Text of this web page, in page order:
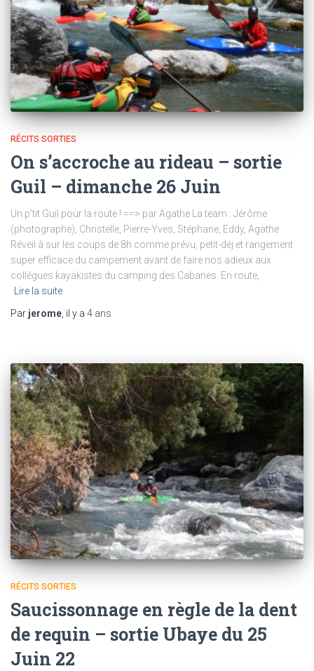
RÉCITS SORTIES
On s’accroche au rideau – sortie
Guil – dimanche 26 Juin
Un p’tit Guil pour la route ! ==> par Agathe La team : Jérôme
(photographe), Christelle, Pierre-Yves, Stéphane, Eddy, Agathe
Réveil à sur les coups de 8h comme prévu, petit-déj et rangement
super efficace du campement avant de faire nos adieux aux
collègues kayakistes du camping des Cabanes. En route,
Lire la suite
Par jerome , il y a 4 ans
RÉCITS SORTIES
Saucissonnage en règle de la dent
de requin – sortie Ubaye du 25
Juin 22